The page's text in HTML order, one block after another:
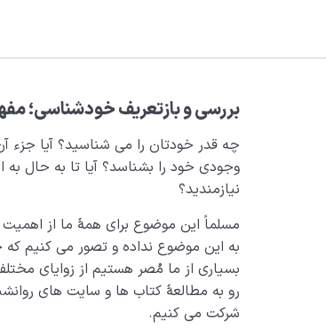
بررسی و بازتعریف خودشناسی؛
چه قدر خودتان را می ­شناسید؟ آیا جزء
وجودی خود را بشناسد؟ آیا تا به حال به
نیازمندید؟
مسلماً این موضوع برای همۀ ما از
به این موضوع نداده و تصور می­ کنیم که
بسیاری از ما مُصر هستیم از زوایای
رو به مطالعۀ کتاب­ ها و سایت­ های
شرکت می­ کنیم.